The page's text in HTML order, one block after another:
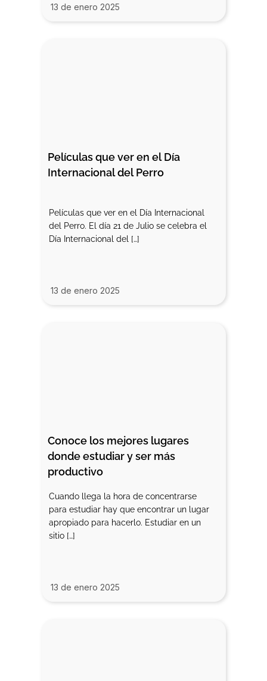
13 de enero 2025
Películas que ver en el Día
Internacional del Perro
Películas que ver en el Día Internacional
del Perro. El día 21 de Julio se celebra el
Día Internacional del […]
13 de enero 2025
Conoce los mejores lugares
donde estudiar y ser más
productivo
Cuando llega la hora de concentrarse
para estudiar hay que encontrar un lugar
apropiado para hacerlo. Estudiar en un
sitio […]
13 de enero 2025